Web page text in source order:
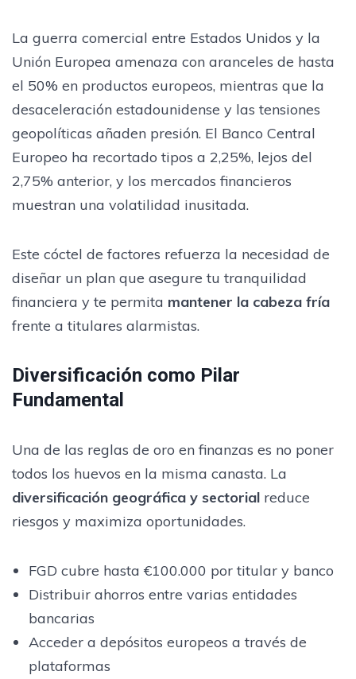
La guerra comercial entre Estados Unidos y la
Unión Europea amenaza con aranceles de hasta
el 50% en productos europeos, mientras que la
desaceleración estadounidense y las tensiones
geopolíticas añaden presión. El Banco Central
Europeo ha recortado tipos a 2,25%, lejos del
2,75% anterior, y los mercados financieros
muestran una volatilidad inusitada.
Este cóctel de factores refuerza la necesidad de
diseñar un plan que asegure tu tranquilidad
financiera y te permita mantener la cabeza fría
frente a titulares alarmistas.
Diversificación como Pilar
Fundamental
Una de las reglas de oro en finanzas es no poner
todos los huevos en la misma canasta. La
diversificación geográfica y sectorial reduce
riesgos y maximiza oportunidades.
FGD cubre hasta €100.000 por titular y banco
Distribuir ahorros entre varias entidades
bancarias
Acceder a depósitos europeos a través de
plataformas